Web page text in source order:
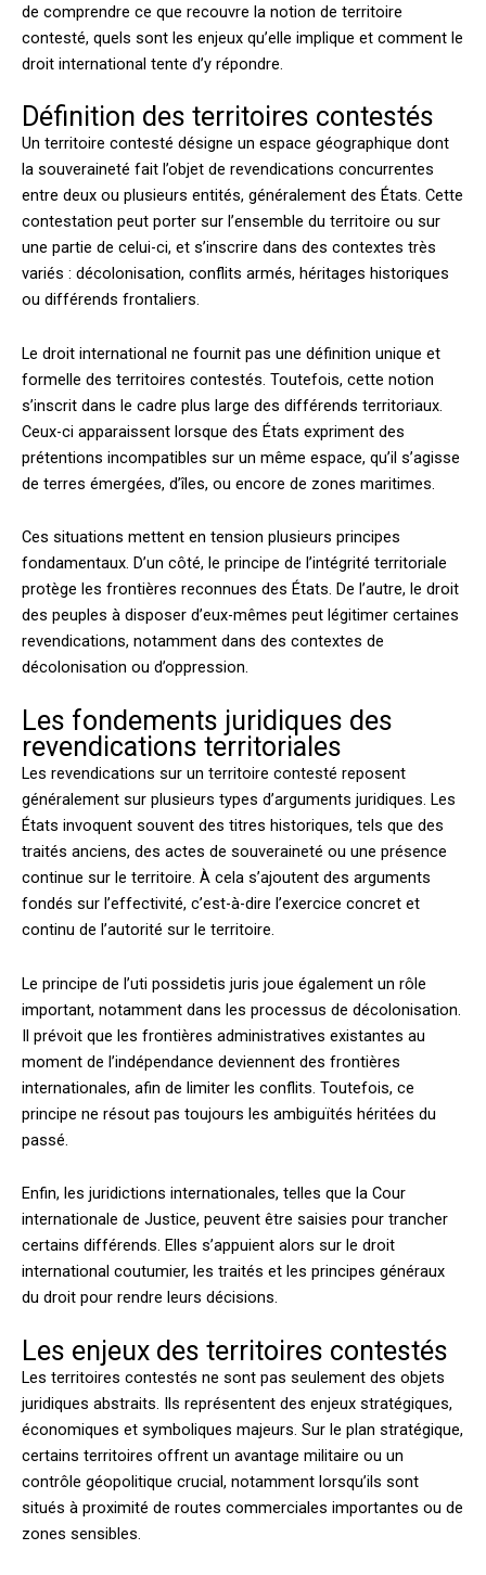
de comprendre ce que recouvre la notion de territoire
contesté, quels sont les enjeux qu’elle implique et comment le
droit international tente d’y répondre.
Définition des territoires contestés
Un territoire contesté désigne un espace géographique dont
la souveraineté fait l’objet de revendications concurrentes
entre deux ou plusieurs entités, généralement des États. Cette
contestation peut porter sur l’ensemble du territoire ou sur
une partie de celui-ci, et s’inscrire dans des contextes très
variés : décolonisation, conflits armés, héritages historiques
ou différends frontaliers.
Le droit international ne fournit pas une définition unique et
formelle des territoires contestés. Toutefois, cette notion
s’inscrit dans le cadre plus large des différends territoriaux.
Ceux-ci apparaissent lorsque des États expriment des
prétentions incompatibles sur un même espace, qu’il s’agisse
de terres émergées, d’îles, ou encore de zones maritimes.
Ces situations mettent en tension plusieurs principes
fondamentaux. D’un côté, le principe de l’intégrité territoriale
protège les frontières reconnues des États. De l’autre, le droit
des peuples à disposer d’eux-mêmes peut légitimer certaines
revendications, notamment dans des contextes de
décolonisation ou d’oppression.
Les fondements juridiques des
revendications territoriales
Les revendications sur un territoire contesté reposent
généralement sur plusieurs types d’arguments juridiques. Les
États invoquent souvent des titres historiques, tels que des
traités anciens, des actes de souveraineté ou une présence
continue sur le territoire. À cela s’ajoutent des arguments
fondés sur l’effectivité, c’est-à-dire l’exercice concret et
continu de l’autorité sur le territoire.
Le principe de l’uti possidetis juris joue également un rôle
important, notamment dans les processus de décolonisation.
Il prévoit que les frontières administratives existantes au
moment de l’indépendance deviennent des frontières
internationales, afin de limiter les conflits. Toutefois, ce
principe ne résout pas toujours les ambiguïtés héritées du
passé.
Enfin, les juridictions internationales, telles que la Cour
internationale de Justice, peuvent être saisies pour trancher
certains différends. Elles s’appuient alors sur le droit
international coutumier, les traités et les principes généraux
du droit pour rendre leurs décisions.
Les enjeux des territoires contestés
Les territoires contestés ne sont pas seulement des objets
juridiques abstraits. Ils représentent des enjeux stratégiques,
économiques et symboliques majeurs. Sur le plan stratégique,
certains territoires offrent un avantage militaire ou un
contrôle géopolitique crucial, notamment lorsqu’ils sont
situés à proximité de routes commerciales importantes ou de
zones sensibles.